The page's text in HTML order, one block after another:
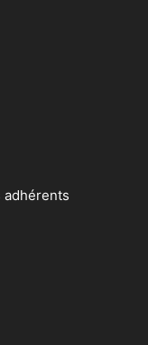
adhérents